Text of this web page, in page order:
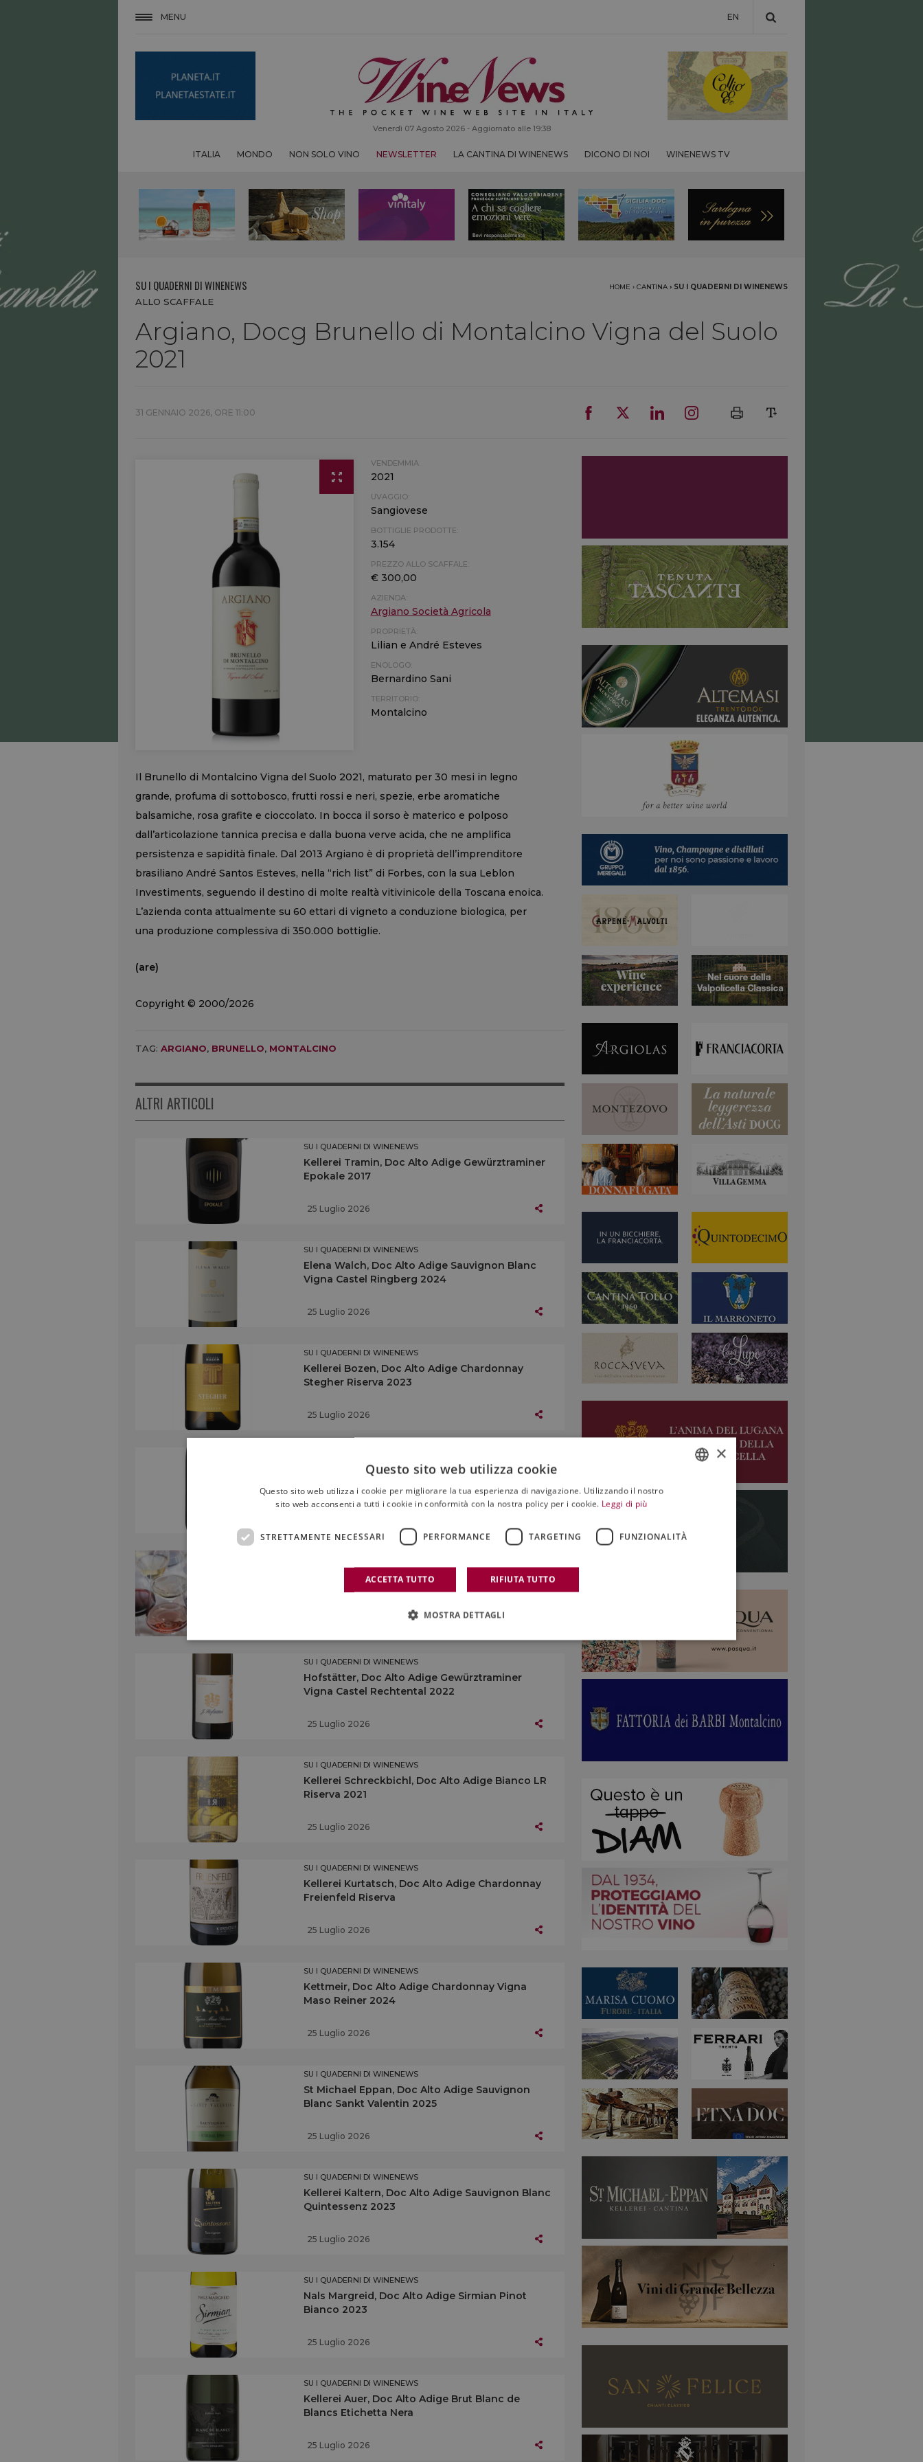
MENU EN
Venerdì 07 Agosto 2026 - Aggiornato alle 19:38
ITALIA MONDO NON SOLO VINO NEWSLETTER LA CANTINA DI WINENEWS DICONO DI NOI WINENEWS TV
SU I QUADERNI DI WINENEWS HOME › CANTINA › SU I QUADERNI DI WINENEWS
ALLO SCAFFALE
Argiano, Docg Brunello di Montalcino Vigna del Suolo
2021
31 GENNAIO 2026, ORE 11:00
VENDEMMIA:
2021
UVAGGIO:
Sangiovese
BOTTIGLIE PRODOTTE:
3.154
PREZZO ALLO SCAFFALE:
€ 300,00
AZIENDA:
Argiano Società Agricola
PROPRIETÀ:
Lilian e André Esteves
ENOLOGO:
Bernardino Sani
TERRITORIO:
Montalcino
Il Brunello di Montalcino Vigna del Suolo 2021, maturato per 30 mesi in legno
grande, profuma di sottobosco, frutti rossi e neri, spezie, erbe aromatiche
balsamiche, rosa grafite e cioccolato. In bocca il sorso è materico e polposo
dall’articolazione tannica precisa e dalla buona verve acida, che ne amplifica
persistenza e sapidità finale. Dal 2013 Argiano è di proprietà dell’imprenditore
brasiliano André Santos Esteves, nella “rich list” di Forbes, con la sua Leblon
Investiments, seguendo il destino di molte realtà vitivinicole della Toscana enoica.
L’azienda conta attualmente su 60 ettari di vigneto a conduzione biologica, per
una produzione complessiva di 350.000 bottiglie.
(are)
Copyright © 2000/2026
TAG: ARGIANO, BRUNELLO, MONTALCINO
ALTRI ARTICOLI
SU I QUADERNI DI WINENEWS
Kellerei Tramin, Doc Alto Adige Gewürztraminer
Epokale 2017
25 Luglio 2026
SU I QUADERNI DI WINENEWS
Elena Walch, Doc Alto Adige Sauvignon Blanc
Vigna Castel Ringberg 2024
25 Luglio 2026
SU I QUADERNI DI WINENEWS
Kellerei Bozen, Doc Alto Adige Chardonnay
Stegher Riserva 2023
25 Luglio 2026
Kellerei Andrian, Doc Alto Adige Chardonnay
Doran Riserva 2023
L’Alto Adige enoico
SU I QUADERNI DI WINENEWS
Hofstätter, Doc Alto Adige Gewürztraminer
Vigna Castel Rechtental 2022
25 Luglio 2026
SU I QUADERNI DI WINENEWS
Kellerei Schreckbichl, Doc Alto Adige Bianco LR
Riserva 2021
25 Luglio 2026
SU I QUADERNI DI WINENEWS
Kellerei Kurtatsch, Doc Alto Adige Chardonnay
Freienfeld Riserva
25 Luglio 2026
SU I QUADERNI DI WINENEWS
Kettmeir, Doc Alto Adige Chardonnay Vigna
Maso Reiner 2024
25 Luglio 2026
SU I QUADERNI DI WINENEWS
St Michael Eppan, Doc Alto Adige Sauvignon
Blanc Sankt Valentin 2025
25 Luglio 2026
SU I QUADERNI DI WINENEWS
Kellerei Kaltern, Doc Alto Adige Sauvignon Blanc
Quintessenz 2023
25 Luglio 2026
SU I QUADERNI DI WINENEWS
Nals Margreid, Doc Alto Adige Sirmian Pinot
Bianco 2023
25 Luglio 2026
SU I QUADERNI DI WINENEWS
Kellerei Auer, Doc Alto Adige Brut Blanc de
Blancs Etichetta Nera
25 Luglio 2026
×
Questo sito web utilizza cookie
Questo sito web utilizza i cookie per migliorare la tua esperienza di navigazione. Utilizzando il nostro
sito web acconsenti a tutti i cookie in conformità con la nostra policy per i cookie. Leggi di più
STRETTAMENTE NECESSARI PERFORMANCE TARGETING FUNZIONALITÀ
ACCETTA TUTTO RIFIUTA TUTTO
MOSTRA DETTAGLI